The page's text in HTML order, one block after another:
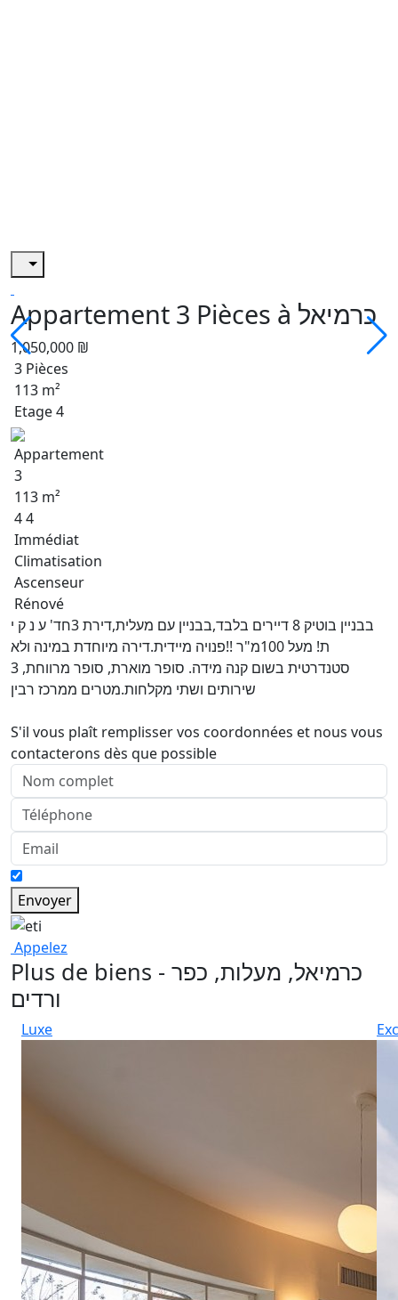
Appartement 3 Pièces à כרמיאל
1,050,000 ₪
3 Pièces
113 m²
Etage 4
Appartement
3
113 m²
4 4
Immédiat
Climatisation
Ascenseur
Rénové
בבניין בוטיק 8 דיירים בלבד,בבניין עם מעלית,דירת 3חד' ע נ ק י
ת! מעל 100מ"ר !!פנויה מיידית.דירה מיוחדת במינה ולא
סטנדרטית בשום קנה מידה. סופר מוארת, סופר מרווחת, 3
שירותים ושתי מקלחות.מטרים ממרכז רבין
S'il vous plaît remplisser vos coordonnées et nous vous
contacterons dès que possible
Envoyer
Appelez
Plus de biens - כרמיאל, מעלות, כפר
ורדים
Luxe